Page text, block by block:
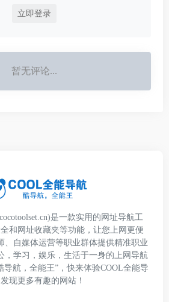
立即登录
暂无评论...
是一款实用的网址导航工
和网址收藏夹等功能，让您上网更便
、自媒体运营等职业群体提供精准职业
，学习，娱乐，生活于一身的上网导航
导航，全能王”，快来体验COOL全能导
现更多有趣的网站！